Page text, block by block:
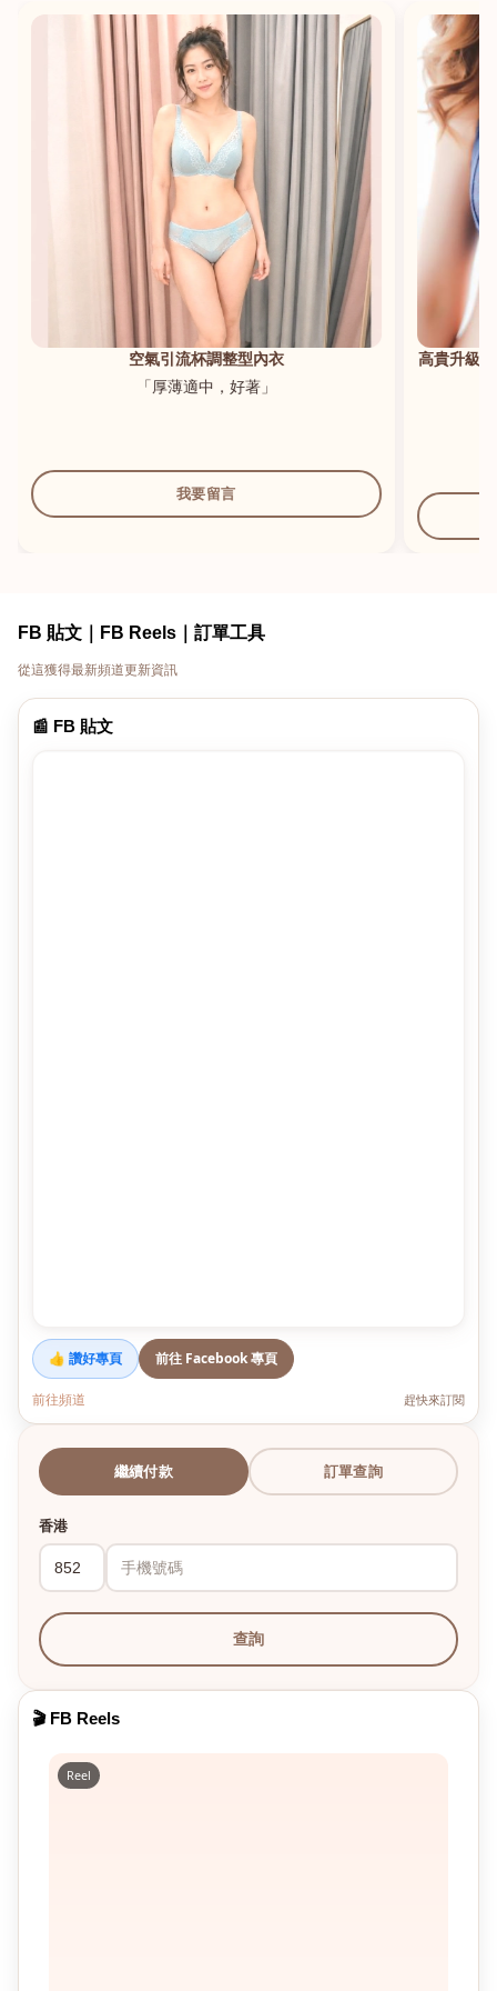
空氣引流杯調整型內衣
「厚薄適中，好著」
我要留言
高貴升級
FB 貼文｜FB Reels｜訂單工具
從這獲得最新頻道更新資訊
📰 FB 貼文
👍 讚好專頁 前往 Facebook 專頁
前往頻道 趕快來訂閱
繼續付款 訂單查詢
香港
查詢
🎬 FB Reels
Reel
港澳中文
English